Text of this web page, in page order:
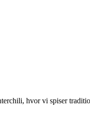
hvor vi spiser